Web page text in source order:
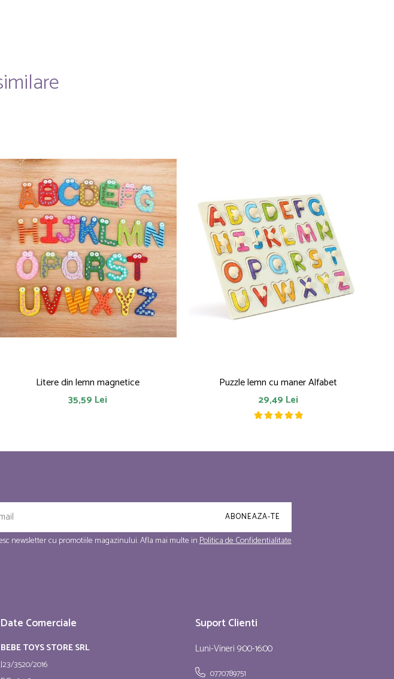
Litere din lemn magnetice
35,59 Lei
Puzzle lemn cu maner Alfabet
29,49 Lei
newsletter cu promotiile magazinului. Afla mai multe inPolitica de Confidentialitate
Date Comerciale
BEBE TOYS STORE SRL
J23/3520/2016
Suport Clienti
Luni-Vineri 9:00-16:00
0770789751